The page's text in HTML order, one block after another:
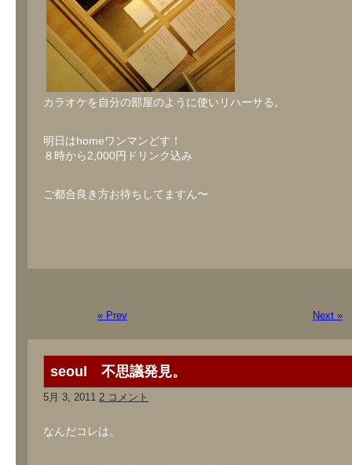
カラオケを自分の部屋のように使いリハーサる。
明日はhomeワンマンどす！
８時から2,000円ドリンク込み
ご都合良き方お待ちしてますん〜
« Prev Next »
seoul 不思議発見。
5月 3, 2011 2 コメント
なんだコレは。